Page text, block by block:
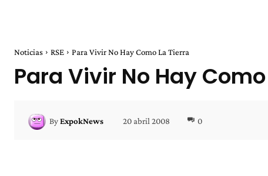
Noticias RSE Para Vivir No Hay Como La Tierra
Para Vivir No Hay
ByExpokNews 20 abril 2008 0